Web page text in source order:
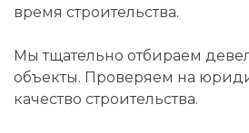
время строительства.
Мы тщательно отбираем
объекты. Проверяем на
качество строительства.